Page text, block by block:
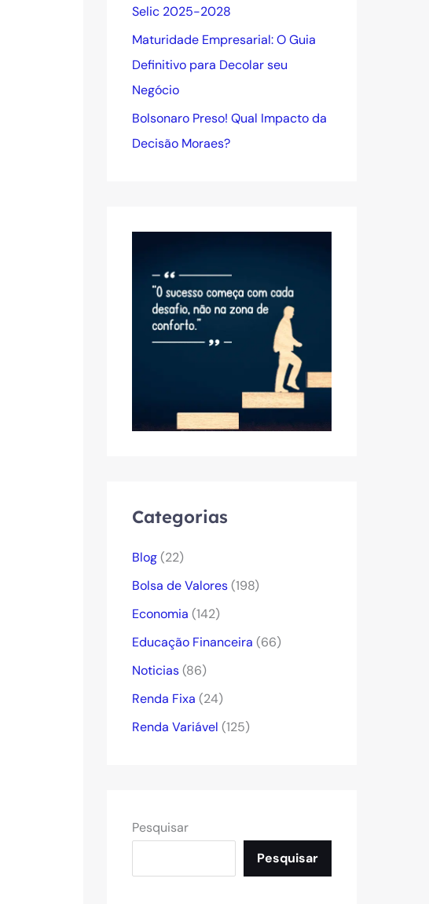
Selic 2025-2028
Maturidade Empresarial: O Guia
Definitivo para Decolar seu
Negócio
Bolsonaro Preso! Qual Impacto da
Decisão Moraes?
Categorias
Blog(22)
Bolsa de Valores(198)
Economia (142)
Educação Financeira (66)
Noticias(86)
Renda Fixa (24)
Renda Variável (125)
Pesquisar
Pesquisar